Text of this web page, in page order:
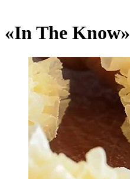
«In The Know»